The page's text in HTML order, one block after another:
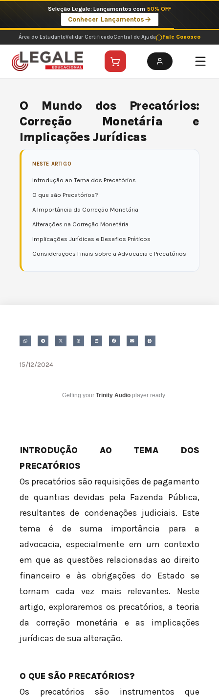
o
conteúdo
Seleção Legale: Lançamentos com 50% OFF
Conhecer Lançamentos
Área do EstudanteValidar CertificadoCentral de Ajuda Fale Conosco
O Mundo dos Precatórios:
Correção Monetária e
Implicações Jurídicas
NESTE ARTIGO
Introdução ao Tema dos Precatórios
O que são Precatórios?
A Importância da Correção Monetária
Alterações na Correção Monetária
Implicações Jurídicas e Desafios Práticos
Considerações Finais sobre a Advocacia e Precatórios
15/12/2024
Getting your Trinity Audio player ready...
INTRODUÇÃO AO TEMA DOS
PRECATÓRIOS
Os precatórios são requisições de pagamento
de quantias devidas pela Fazenda Pública,
resultantes de condenações judiciais. Este
tema é de suma importância para a
advocacia, especialmente em um contexto
em que as questões relacionadas ao direito
financeiro e às obrigações do Estado se
tornam cada vez mais relevantes. Neste
artigo, exploraremos os precatórios, a teoria
da correção monetária e as implicações
jurídicas de sua alteração.
O QUE SÃO PRECATÓRIOS?
Os precatórios são instrumentos que